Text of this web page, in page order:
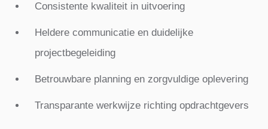
Consistente kwaliteit in uitvoering
Heldere communicatie en duidelijke
projectbegeleiding
Betrouwbare planning en zorgvuldige oplevering
Transparante werkwijze richting opdrachtgevers